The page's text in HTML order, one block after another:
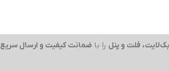
را با ضمانت کیفیت و ارسال سریع